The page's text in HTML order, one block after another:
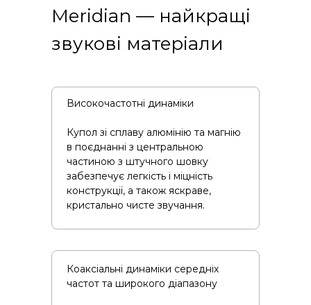
Коаксіальні динаміки середніх
частот та широкого діапазону
Високочастотні динаміки
Купол зі сплаву алюмінію та магнію
в поєднанні з центральною
частиною з штучного шовку
забезпечує легкість і міцність
конструкції, а також яскраве,
кристально чисте звучання.
Meridian — найкращі
звукові матеріали